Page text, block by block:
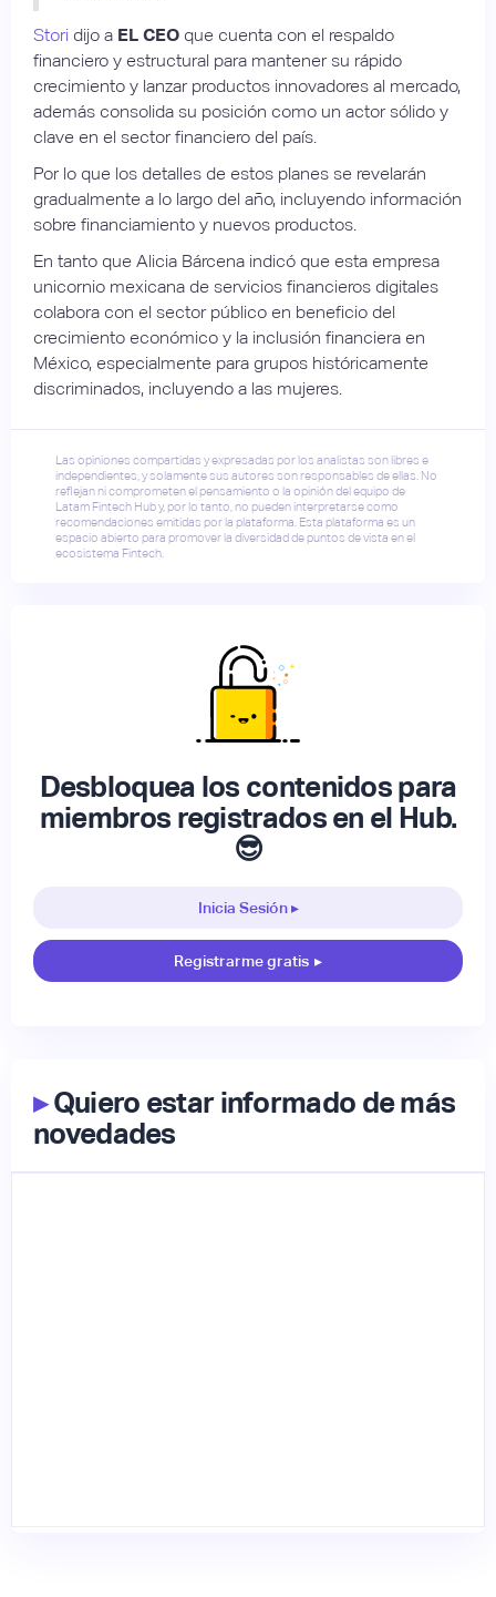
Stori dijo a EL CEO que cuenta con el respaldo
financiero y estructural para mantener su rápido
crecimiento y lanzar productos innovadores al mercado,
además consolida su posición como un actor sólido y
clave en el sector financiero del país.
Por lo que los detalles de estos planes se revelarán
gradualmente a lo largo del año, incluyendo información
sobre financiamiento y nuevos productos.
En tanto que Alicia Bárcena indicó que esta empresa
unicornio mexicana de servicios financieros digitales
colabora con el sector público en beneficio del
crecimiento económico y la inclusión financiera en
México, especialmente para grupos históricamente
discriminados, incluyendo a las mujeres.
Las opiniones compartidas y expresadas por los analistas son libres e
independientes, y solamente sus autores son responsables de ellas. No
reflejan ni comprometen el pensamiento o la opinión del equipo de
Latam Fintech Hub y, por lo tanto, no pueden interpretarse como
recomendaciones emitidas por la plataforma. Esta plataforma es un
espacio abierto para promover la diversidad de puntos de vista en el
ecosistema Fintech.
Desbloquea los contenidos para
miembros registrados en el Hub.
😎
Inicia Sesión ▸
Registrarme gratis ▸
▸Quiero estar informado de más
novedades